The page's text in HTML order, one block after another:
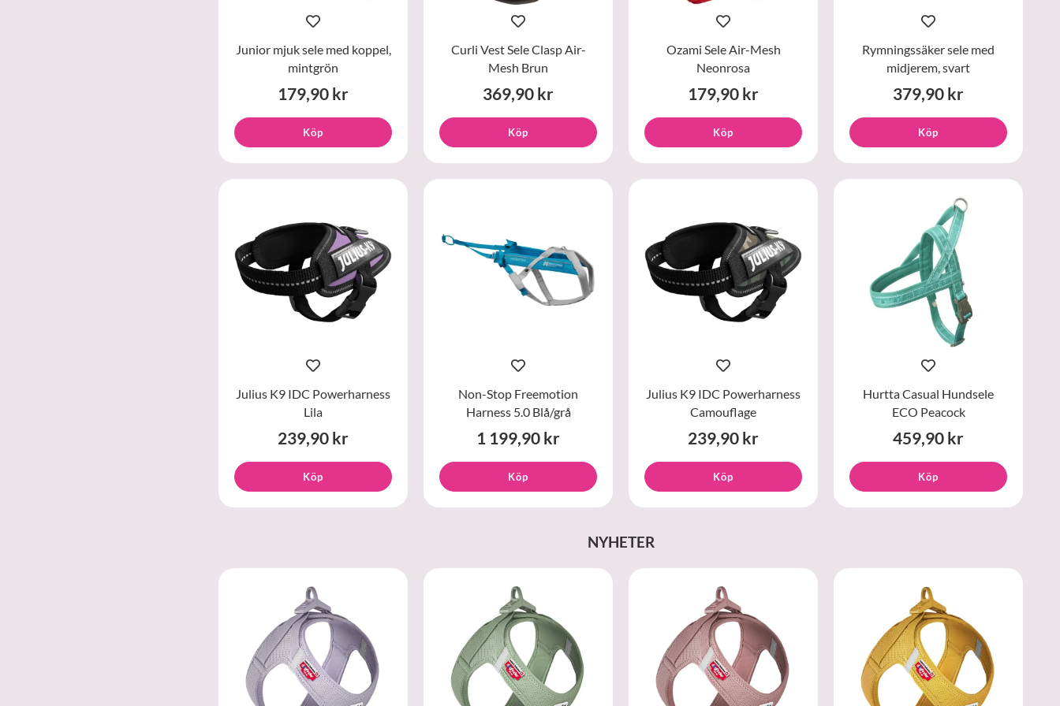
Junior mjuk sele med koppel,
mintgrön
179,90 kr
Köp
Curli Vest Sele Clasp Air-
Mesh Brun
369,90 kr
Köp
Ozami Sele Air-Mesh
Neonrosa
179,90 kr
Köp
Rymningssäker sele med
midjerem, svart
379,90 kr
Köp
Julius K9 IDC Powerharness
Lila
239,90 kr
Köp
Non-Stop Freemotion
Harness 5.0 Blå/grå
1 199,90 kr
Köp
Julius K9 IDC Powerharness
Camouflage
239,90 kr
Köp
Hurtta Casual Hundsele
ECO Peacock
459,90 kr
Köp
NYHETER